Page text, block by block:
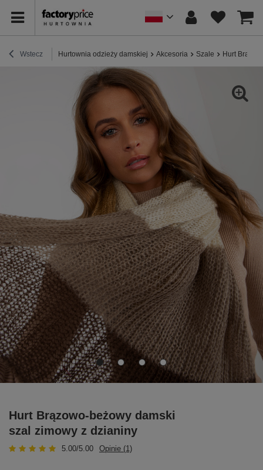
Wstecz Hurtownia odzieży damskiej Akcesoria Szale Hurt
Hurt Brązowo-beżowy damski
szal zimowy z dzianiny
5.00/5.00 Opinie (1)